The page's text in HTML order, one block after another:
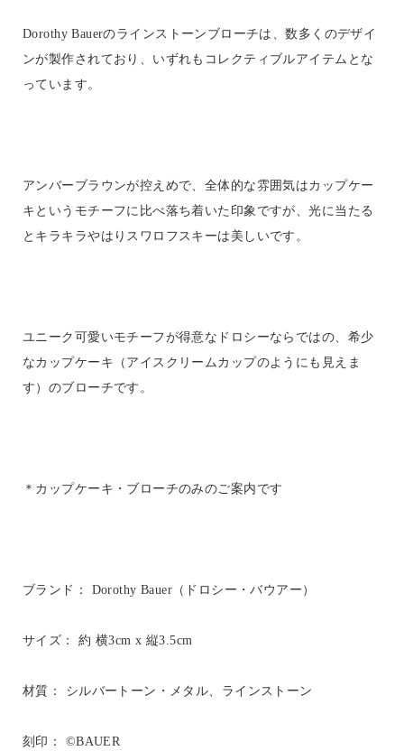
Dorothy Bauerのラインストーンブローチは、数多くのデザイ
ンが製作されており、いずれもコレクティブルアイテムとな
っています。
アンバーブラウンが控えめで、全体的な雰囲気はカップケー
キというモチーフに比べ落ち着いた印象ですが、光に当たる
とキラキラやはりスワロフスキーは美しいです。
ユニーク可愛いモチーフが得意なドロシーならではの、希少
なカップケーキ（アイスクリームカップのようにも見えま
す）のブローチです。
＊カップケーキ・ブローチのみのご案内です
ブランド： Dorothy Bauer（ドロシー・バウアー）
サイズ： 約 横3cm x 縦3.5cm
材質： シルバートーン・メタル、ラインストーン
刻印： ©BAUER